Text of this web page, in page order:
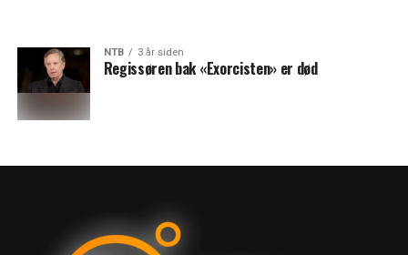
NTB 3 år siden
Regissøren bak «Exorcisten» er død